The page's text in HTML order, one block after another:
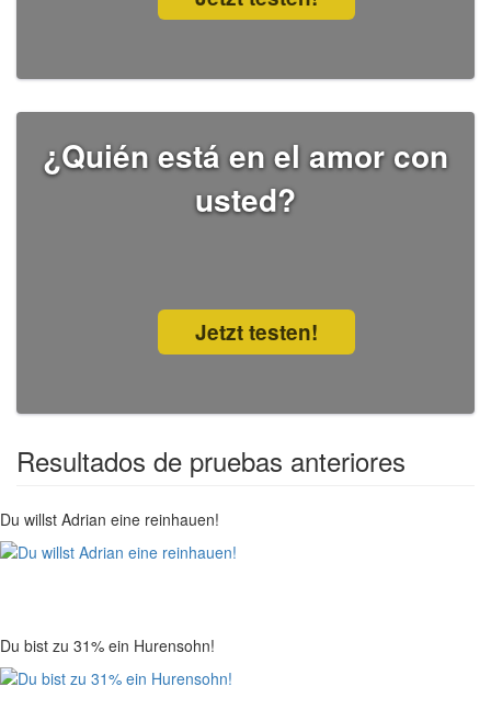
¿Quién está en el amor con
usted?
Jetzt testen!
Resultados de pruebas anteriores
Du willst Adrian eine reinhauen!
Du bist zu 31% ein Hurensohn!